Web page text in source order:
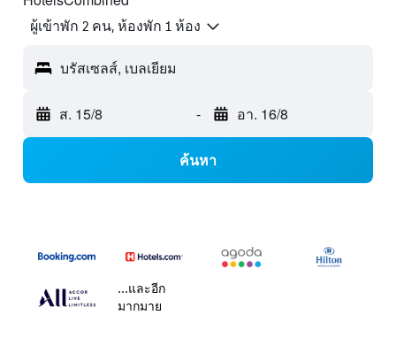
ผู้เข้าพัก 2 คน, ห้องพัก 1 ห้อง
บรัสเซลส์, เบลเยียม
ส. 15/8 - อา. 16/8
ค้นหา
...และอีก
มากมาย